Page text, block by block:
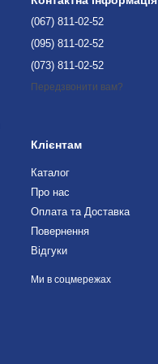
(067) 811-02-52
(095) 811-02-52
(073) 811-02-52
Передзвонити вам?
Клієнтам
Каталог
Про нас
Оплата та Доставка
Повернення
Відгуки
Ми в соцмережах